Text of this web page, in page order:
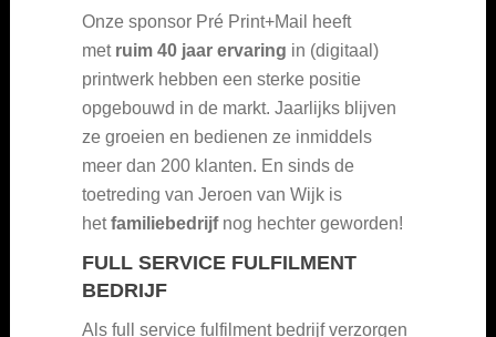
Onze sponsor Pré Print+Mail heeft
metruim 40 jaar ervaring in (digitaal)
printwerk hebben een sterke positie
opgebouwd in de markt. Jaarlijks blijven
ze groeien en bedienen ze inmiddels
meer dan 200 klanten. En sinds de
toetreding van Jeroen van Wijk is
hetfamiliebedrijfnog hechter geworden!
FULL SERVICE FULFILMENT
BEDRIJF
Als full service fulfilment bedrijf verzorgen